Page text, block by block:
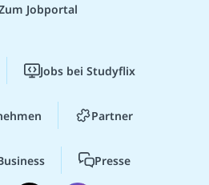
Jobportal
Jobs bei Studyflix
Partner
Presse